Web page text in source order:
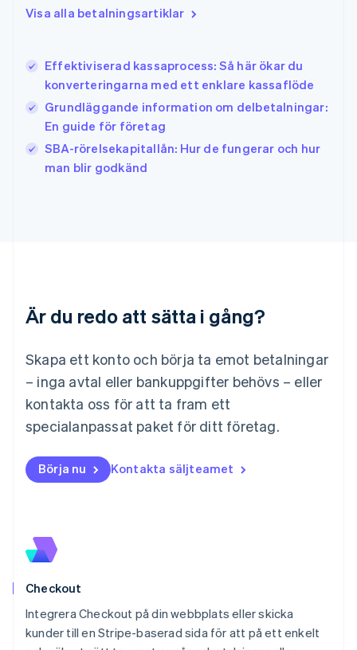
Visa alla betalningsartiklar
Effektiviserad kassaprocess: Så här ökar du
konverteringarna med ett enklare kassaflöde
Grundläggande information om delbetalningar:
En guide för företag
SBA-rörelsekapitallån: Hur de fungerar och hur
man blir godkänd
Är du redo att sätta i gång?
Skapa ett konto och börja ta emot betalningar
– inga avtal eller bankuppgifter behövs – eller
kontakta oss för att ta fram ett
specialanpassat paket för ditt företag.
Börja nu Kontakta säljteamet
Checkout
Integrera Checkout på din webbplats eller skicka
kunder till en Stripe-baserad sida för att på ett enkelt
Indien
Italien
ItalianoEnglish
Japan
日本語 English
Kanada
EnglishFrançais
Kroatien
FrançaisDeutschEnglish
Malta
English
Mexiko
Español English
Nederländerna
Norge
English
English
Portugal
Rumänien
Schweiz
DeutschFrançaisItalianoEnglish